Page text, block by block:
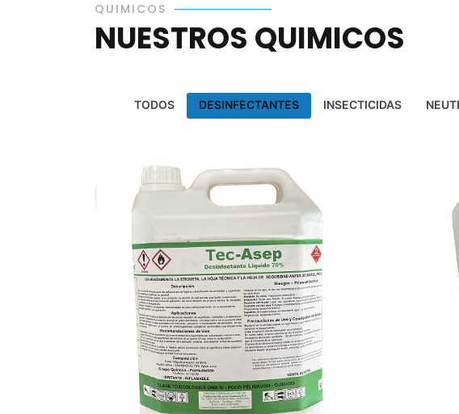
QUIMICOS
NUESTROS QUIMICOS
TODOS DESINFECTANTES INSECTICIDAS